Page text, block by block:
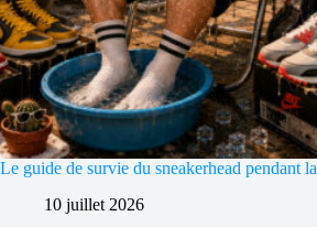
Le guide de survie du sneakerhead pendant
10 juillet 2026